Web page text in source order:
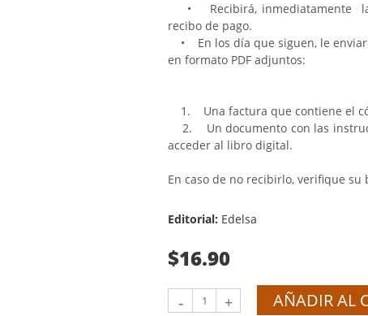
• Recibirá, inmediatamente la
recibo de pago.
• En los día que siguen, le
en formato PDF adjuntos:
1. Una factura que contiene el
2. Un documento con las
acceder al libro digital.
En caso de no recibirlo, verifique su
Editorial: Edelsa
$16.90
- + AÑADIR AL